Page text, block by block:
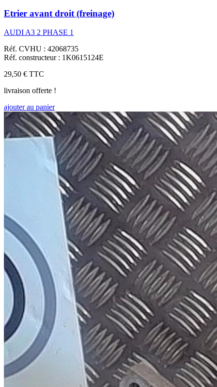
Etrier avant droit (freinage)
AUDI A3 2 PHASE 1
Réf. CVHU : 42068735
Réf. constructeur : 1K0615124E
29,50 € TTC
livraison offerte !
ajouter au panier